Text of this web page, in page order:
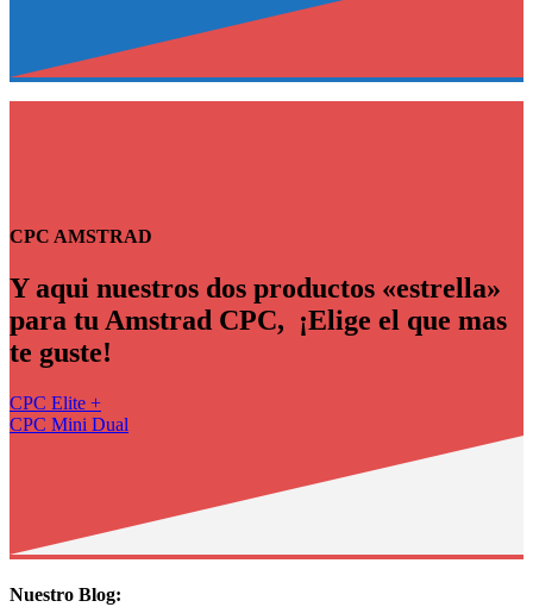
CPC AMSTRAD
Y aqui nuestros dos productos «estrella»
para tu Amstrad CPC, ¡Elige el que mas
te guste!
CPC Elite +
CPC Mini Dual
Nuestro Blog: